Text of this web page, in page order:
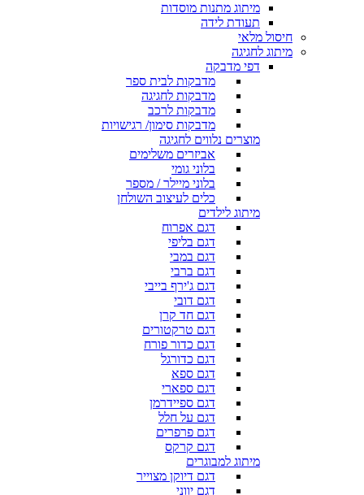
מיתוג מתנות מוסדות
תעודת לידה
חיסול מלאי
מיתוג לחגיגה
דפי מדבקה
מדבקות לבית ספר
מדבקות לחגיגה
מדבקות לרכב
מדבקות סימון/ רגישויות
מוצרים נלווים לחגיגה
אביזרים משלימים
בלוני גומי
בלוני מיילר / מספר
כלים לעיצוב השולחן
מיתוג לילדים
דגם אפרוח
דגם בליפי
דגם במבי
דגם ברבי
דגם ג'ירף בייבי
דגם דובי
דגם חד קרן
דגם טרקטורים
דגם כדור פורח
דגם כדורגל
דגם ספא
דגם ספארי
דגם ספיידרמן
דגם על חלל
דגם פרפרים
דגם קרקס
מיתוג למבוגרים
דגם דיוקן מצוייר
דגם יווני